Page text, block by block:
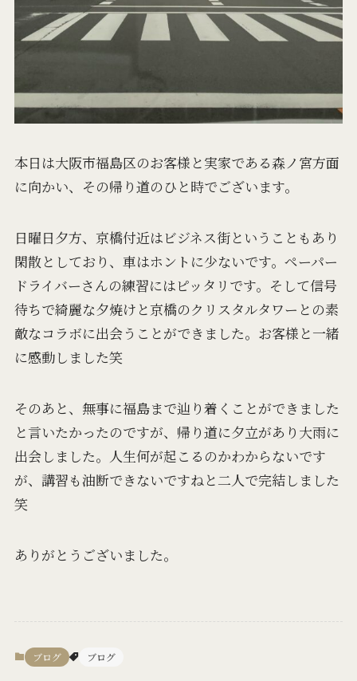
本日は大阪市福島区のお客様と実家である森ノ宮方面
に向かい、その帰り道のひと時でございます。
日曜日夕方、京橋付近はビジネス街ということもあり
閑散としており、車はホントに少ないです。ペーパー
ドライバーさんの練習にはピッタリです。そして信号
待ちで綺麗な夕焼けと京橋のクリスタルタワーとの素
敵なコラボに出会うことができました。お客様と一緒
に感動しました笑
そのあと、無事に福島まで辿り着くことができました
と言いたかったのですが、帰り道に夕立があり大雨に
出会しました。人生何が起こるのかわからないです
が、講習も油断できないですねと二人で完結しました
笑
ありがとうございました。
ブログ ブログ